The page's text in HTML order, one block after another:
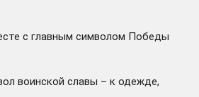
с главным символом Победы
воинской славы – к одежде,